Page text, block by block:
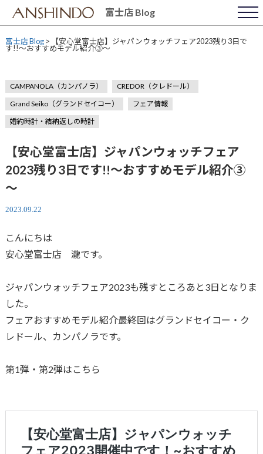
content
富士店 Blog
富士店 Blog> 【安心堂富士店】ジャパンウォッチフェア2023残り3日で
す!!～おすすめモデル紹介③～
CAMPANOLA（カンパノラ）
CREDOR（クレドール）
Grand Seiko（グランドセイコー）
フェア情報
婚約時計・結納返しの時計
【安心堂富士店】ジャパンウォッチフェア
2023残り3日です!!～おすすめモデル紹介③
～
2023.09.22
こんにちは
安心堂富士店 瀧です。
ジャパンウォッチフェア2023も残すところあと3日となりま
した。
フェアおすすめモデル紹介最終回はグランドセイコー・ク
レドール、カンパノラです。
第1弾・第2弾はこちら